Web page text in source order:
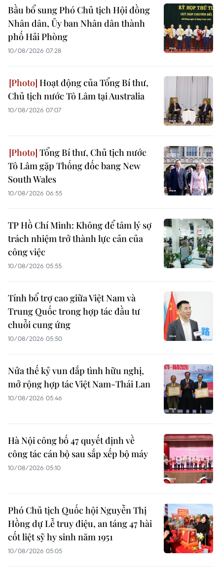
Bầu bổ sung Phó Chủ tịch Hội đồng
Nhân dân, Ủy ban Nhân dân thành
phố Hải Phòng
10/08/2026 07:28
Hoạt động của Tổng Bí thư,
Chủ tịch nước Tô Lâm tại Australia
10/08/2026 07:07
Tổng Bí thư, Chủ tịch nước
Tô Lâm gặp Thống đốc bang New
South Wales
10/08/2026 06:55
TP Hồ Chí Minh: Không để tâm lý sợ
trách nhiệm trở thành lực cản của
công việc
10/08/2026 05:55
Tính bổ trợ cao giữa Việt Nam và
Trung Quốc trong hợp tác đầu tư
chuỗi cung ứng
10/08/2026 05:50
Nửa thế kỷ vun đắp tình hữu nghị,
mở rộng hợp tác Việt Nam-Thái Lan
10/08/2026 05:46
Hà Nội công bố 47 quyết định về
công tác cán bộ sau sắp xếp bộ máy
10/08/2026 05:10
Phó Chủ tịch Quốc hội Nguyễn Thị
Hồng dự Lễ truy điệu, an táng 47 hài
cốt liệt sỹ hy sinh năm 1951
10/08/2026 05:05